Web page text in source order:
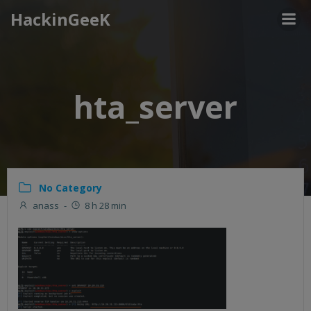
HackinGeeK
hta_server
No Category
anass - 8 h 28 min